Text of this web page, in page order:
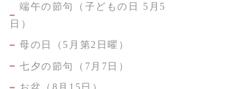
端午の節句（子どもの日 5月5
日）
母の日（5月第2日曜）
七夕の節句（7月7日）